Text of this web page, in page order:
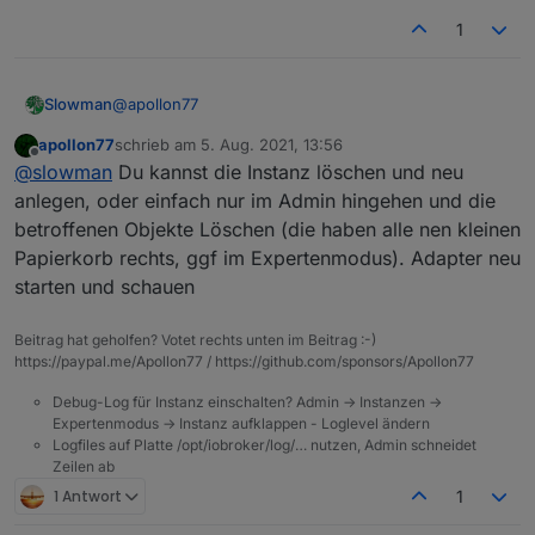
1
Slowman@apollon77
Also löschen und wieder neu einbinden?
Offline
apollon77schrieb am 5. Aug. 2021, 13:56
zuletzt editiert von
@slowman Du kannst die Instanz löschen und neu
anlegen, oder einfach nur im Admin hingehen und die
betroffenen Objekte Löschen (die haben alle nen kleinen
Papierkorb rechts, ggf im Expertenmodus). Adapter neu
starten und schauen
Beitrag hat geholfen? Votet rechts unten im Beitrag :-)
https://paypal.me/Apollon77 / https://github.com/sponsors/Apollon77
Debug-Log für Instanz einschalten? Admin -> Instanzen ->
Expertenmodus -> Instanz aufklappen - Loglevel ändern
Logfiles auf Platte /opt/iobroker/log/… nutzen, Admin schneidet
Zeilen ab
1 Antwort 1